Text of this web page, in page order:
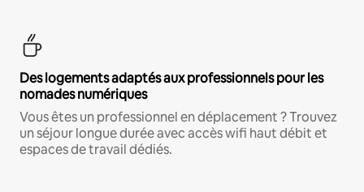
Des logements adaptés aux professionnels pour les
nomades numériques
Vous êtes un professionnel en déplacement ? Trouvez
un séjour longue durée avec accès wifi haut débit et
espaces de travail dédiés.